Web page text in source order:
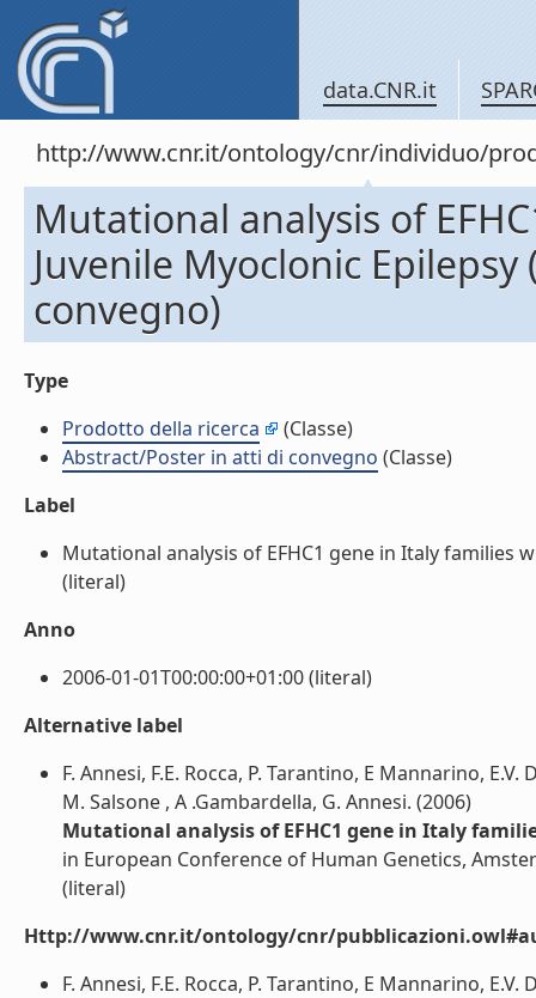
data.CNR.it
http://www.cnr.it/ontology/cnr/individuo/
Mutational analysis of
Juvenile Myoclonic
convegno)
Type
Prodotto della ricerca
(Classe)
Abstract/Poster in atti di convegno (Classe)
Label
Mutational analysis of EFHC1 gene in Italy families
(literal)
Anno
2006-01-01T00:00:00+01:00 (literal)
Alternative label
F. Annesi, F.E. Rocca, P. Tarantino, E Mannarino,
M. Salsone , A .Gambardella, G. Annesi. (2006)
Mutational analysis of EFHC1 gene in Italy
in European Conference of Human Genetics,
(literal)
Http://www.cnr.it/ontology/cnr/
F. Annesi, F.E. Rocca, P. Tarantino, E Mannarino,